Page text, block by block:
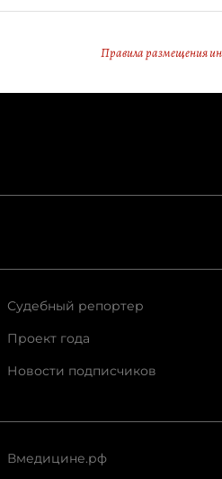
Правила размещения
Судебный репортер
Проект года
Новости подписчиков
Вмедицине.рф